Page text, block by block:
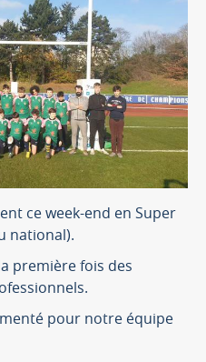
ce week-end en Super
national).
première fois des
pour notre équipe